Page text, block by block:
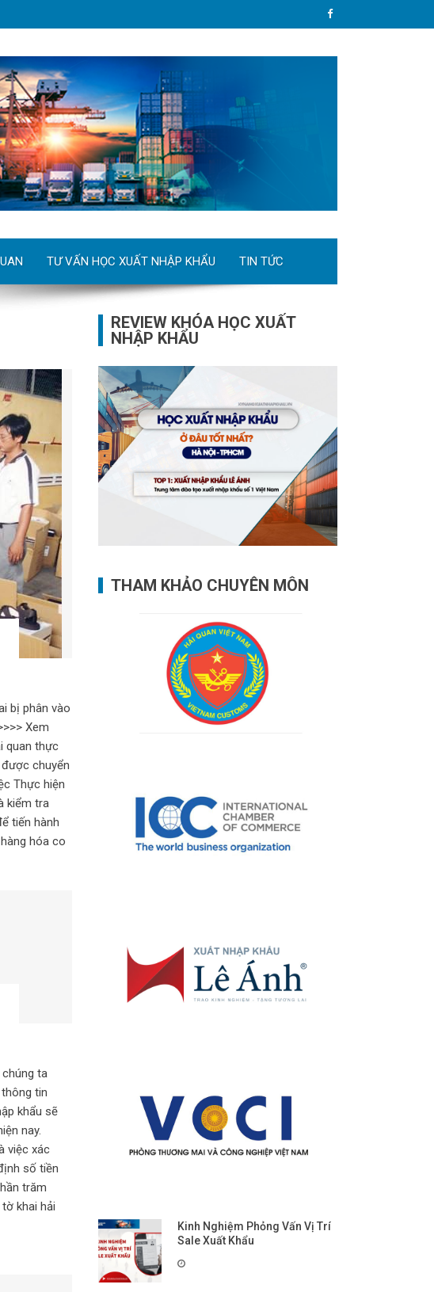
TƯ VẤN HỌC XUẤT NHẬP KHẨU TIN TỨC
bị phân vào
Xem
quan thực
chuyển
Thực hiện
kiểm tra
tiến hành
hóa co
ta
tin
khẩu sẽ
nay.
việc xác
số tiền
trăm
khai hải
REVIEW KHÓA HỌC XUẤT
NHẬP KHẨU
THAM KHẢO CHUYÊN MÔN
Kinh Nghiệm Phỏng Vấn Vị Trí
Sale Xuất Khẩu